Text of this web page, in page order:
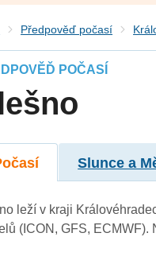
Předpověď počasí
POČASÍ
Slunce a
leží v kraji
(ICON, GFS,